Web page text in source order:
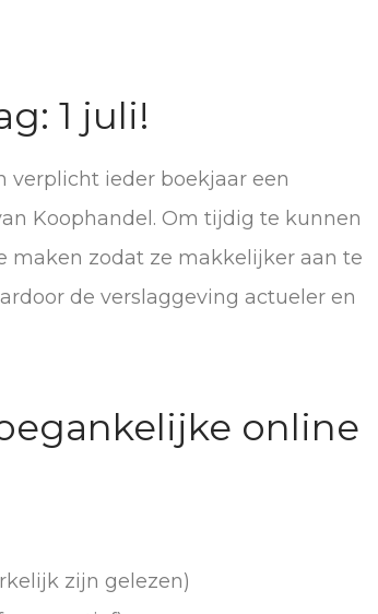
1 juli!
verplicht ieder boekjaar een
Koophandel. Om tijdig te kunnen
maken zodat ze makkelijker aan te
de verslaggeving actueler en
online
zijn gelezen)